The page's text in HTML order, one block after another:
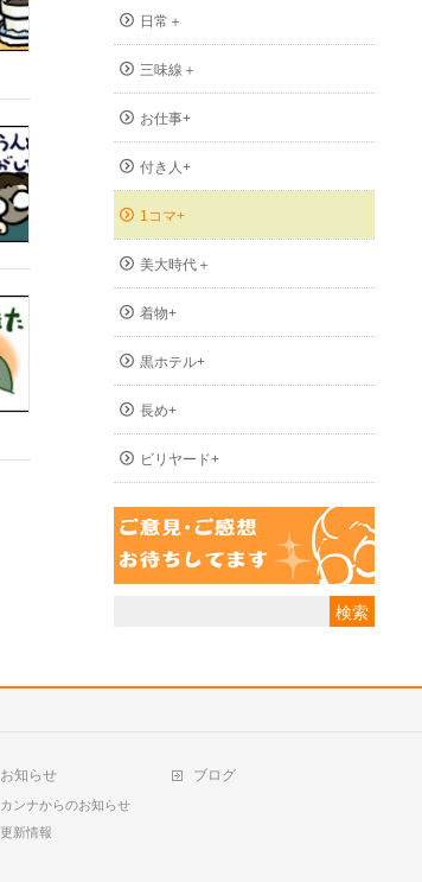
日常＋
三味線＋
お仕事+
付き人+
1コマ+
美大時代＋
着物+
黒ホテル+
長め+
ビリヤード+
お知らせ
カンナからのお知らせ
更新情報
ブログ